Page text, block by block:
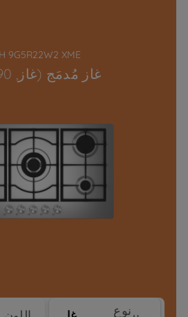
9G5R22W2 XME
غاز مُدمَج (غاز, 90 سم)
نوع